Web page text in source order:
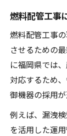
燃料配管工事
燃料配管工事
させるための
に福岡県では
対応するため
御機器の採用が
例えば、漏洩
を活用した運